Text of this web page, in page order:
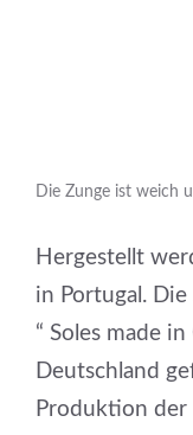
Die Zunge ist weich
Hergestellt
in Portugal.
“ Soles made
Deutschland
Produktion